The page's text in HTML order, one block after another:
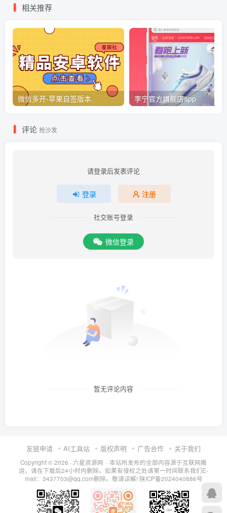
相关推荐
微信多开-苹果自签版本 李宁官方旗舰店app
评论 抢沙发
请登录后发表评论
登录 注册
社交账号登录
微信登录
暂无评论内容
友链申请 AI工具站 版权声明 广告合作 关于我们
Copyright © 2026 · 六星资源网 · 本站所发布的全部内容源于互联网搬
运，请在下载后24小时内删除。如果有侵权之处请第一时间联系我们E-
mail：3437703@qq.com删除。敬请谅解! 陕ICP备2024040886号